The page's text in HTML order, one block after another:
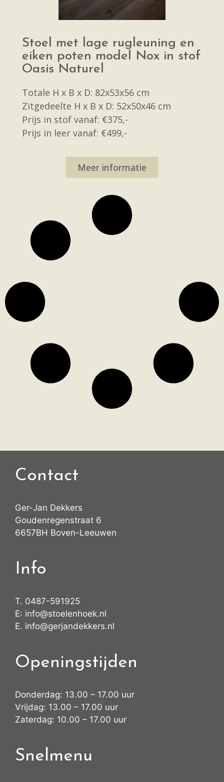
Stoel met lage rugleuning en
eiken poten model Nox in stof
Oasis Naturel
Totale H x B x D: 82x53x56 cm
Zitgedeelte H x B x D: 52x50x46 cm
Prijs in stof vanaf: €375,-
Prijs in leer vanaf: €499,-
Meer informatie
Contact
Ger-Jan Dekkers
Goudenregenstraat 6
6657BH Boven-Leeuwen
Info
T. 0487-591925
E: info@stoelenhoek.nl
E. info@gerjandekkers.nl
Openingstijden
Donderdag: 13.00 – 17.00 uur
Vrijdag: 13.00 – 17.00 uur
Zaterdag: 10.00 – 17.00 uur
Snelmenu